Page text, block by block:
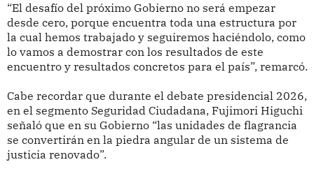
“El desafío del próximo Gobierno no será empezar
desde cero, porque encuentra toda una estructura por
la cual hemos trabajado y seguiremos haciéndolo, como
lo vamos a demostrar con los resultados de este
encuentro y resultados concretos para el país”, remarcó.
Cabe recordar que durante el debate presidencial 2026,
en el segmento Seguridad Ciudadana, Fujimori Higuchi
señaló que en su Gobierno “las unidades de flagrancia
se convertirán en la piedra angular de un sistema de
justicia renovado”.